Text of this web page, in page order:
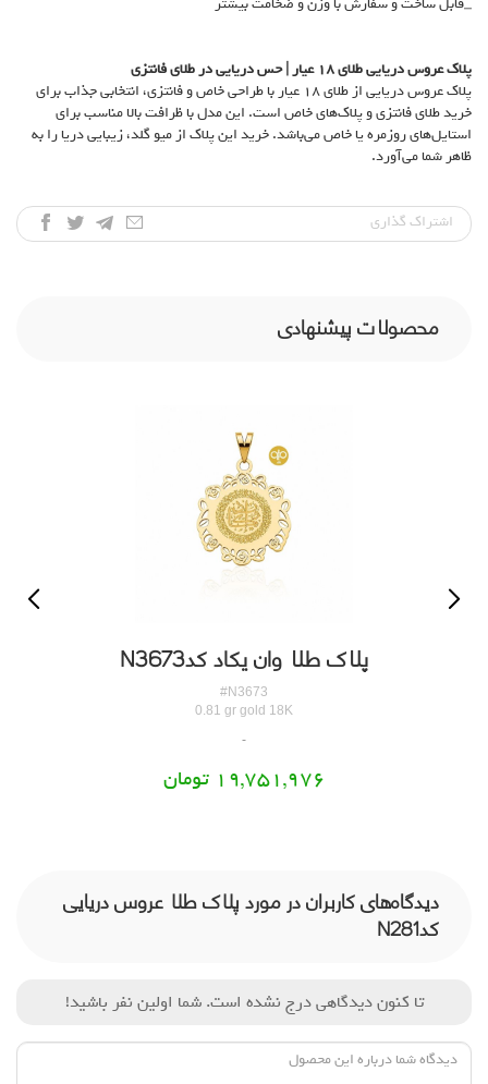
پلاک عروس دریایی طلای۱۸ عیار | حس دریایی در طلای فانتزی
پلاک عروس دریایی از طلای ۱۸ عیار با طراحی خاص و فانتزی، انتخابی جذاب برای
خرید طلای فانتزی و پلاک‌های خاص است. این مدل با ظرافت بالا مناسب برای
استایل‌های روزمره یا خاص می‌باشد. خرید این پلاک از میو گلد، زیبایی دریا را به
ظاهر شما می‌آورد.
اشتراک‌ گذاری
محصولات پیشنهادی
پلاک طلا وان یکاد کدN3673
#N3673
0.81 gr gold 18K
19,751,976 تومان
دیدگاه‌های کاربران در مورد پلاک طلا عروس دریایی
کدN281
تا کنون دیدگاهی درج نشده است. شما اولین نفر باشید!